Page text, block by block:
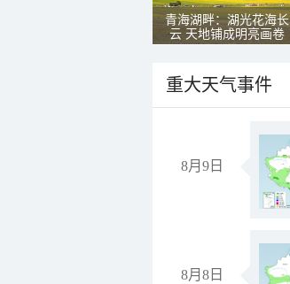
青海湖畔：湖光花海长
云 天地铺成明亮画卷
重大天气事件
8月9日
8月8日